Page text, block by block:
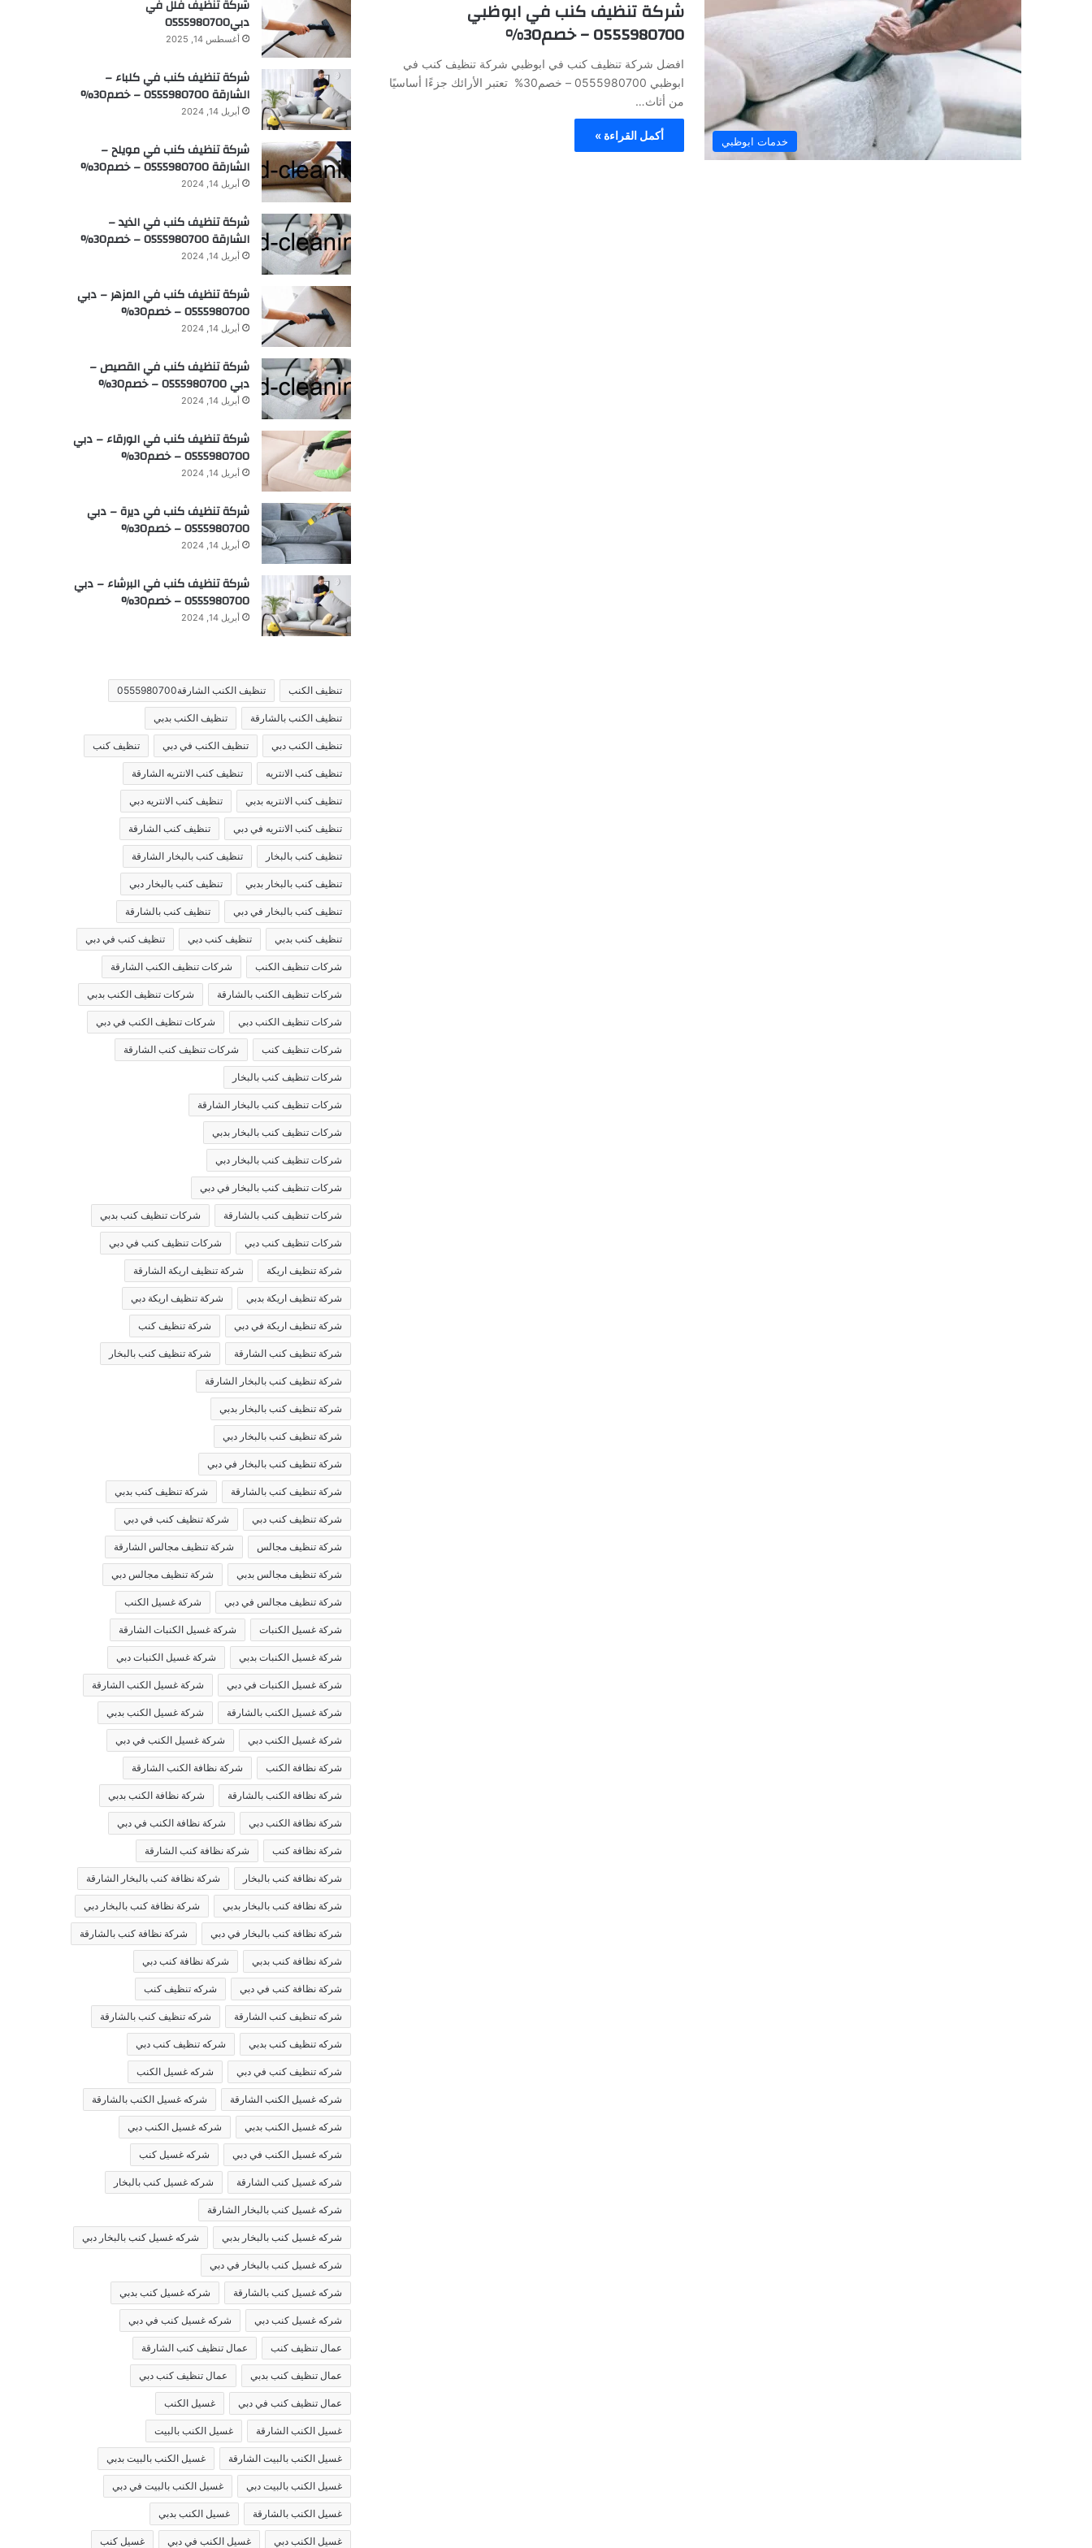
خدمات ابوظبي
شركة تنظيف كنب في ابوظبي
0555980700 – خصم30%
افضل شركة تنظيف كنب في ابوظبي شركة تنظيف كنب في
ابوظبي 0555980700 – خصم30% تعتبر الأرائك جزءًا أساسيًا
من أثاث…
أكمل القراءة »
شركة تنظيف فلل في
دبي0555980700
أغسطس 14, 2025
شركة تنظيف كنب في كلباء –
الشارقة 0555980700 – خصم30%
أبريل 14, 2024
شركة تنظيف كنب في مويلح –
الشارقة 0555980700 – خصم30%
أبريل 14, 2024
شركة تنظيف كنب في الذيد –
الشارقة 0555980700 – خصم30%
أبريل 14, 2024
شركة تنظيف كنب في المزهر – دبي
0555980700 – خصم30%
أبريل 14, 2024
شركة تنظيف كنب في القصيص –
دبي 0555980700 – خصم30%
أبريل 14, 2024
شركة تنظيف كنب في الورقاء – دبي
0555980700 – خصم30%
أبريل 14, 2024
شركة تنظيف كنب في ديرة – دبي
0555980700 – خصم30%
أبريل 14, 2024
شركة تنظيف كنب في البرشاء – دبي
0555980700 – خصم30%
أبريل 14, 2024
تنظيف الكنب تنظيف الكنب الشارقة0555980700
تنظيف الكنب بالشارقة تنظيف الكنب بدبي
تنظيف الكنب دبي تنظيف الكنب في دبي تنظيف كنب
تنظيف كنب الانتريه تنظيف كنب الانتريه الشارقة
تنظيف كنب الانتريه بدبي تنظيف كنب الانتريه دبي
تنظيف كنب الانتريه في دبي تنظيف كنب الشارقة
تنظيف كنب بالبخار تنظيف كنب بالبخار الشارقة
تنظيف كنب بالبخار بدبي تنظيف كنب بالبخار دبي
تنظيف كنب بالبخار في دبي تنظيف كنب بالشارقة
تنظيف كنب بدبي تنظيف كنب دبي تنظيف كنب في دبي
شركات تنظيف الكنب شركات تنظيف الكنب الشارقة
شركات تنظيف الكنب بالشارقة شركات تنظيف الكنب بدبي
شركات تنظيف الكنب دبي شركات تنظيف الكنب في دبي
شركات تنظيف كنب شركات تنظيف كنب الشارقة
شركات تنظيف كنب بالبخار
شركات تنظيف كنب بالبخار الشارقة
شركات تنظيف كنب بالبخار بدبي
شركات تنظيف كنب بالبخار دبي
شركات تنظيف كنب بالبخار في دبي
شركات تنظيف كنب بالشارقة شركات تنظيف كنب بدبي
شركات تنظيف كنب دبي شركات تنظيف كنب في دبي
شركة تنظيف اريكة شركة تنظيف اريكة الشارقة
شركة تنظيف اريكة بدبي شركة تنظيف اريكة دبي
شركة تنظيف اريكة في دبي شركة تنظيف كنب
شركة تنظيف كنب الشارقة شركة تنظيف كنب بالبخار
شركة تنظيف كنب بالبخار الشارقة
شركة تنظيف كنب بالبخار بدبي
شركة تنظيف كنب بالبخار دبي
شركة تنظيف كنب بالبخار في دبي
شركة تنظيف كنب بالشارقة شركة تنظيف كنب بدبي
شركة تنظيف كنب دبي شركة تنظيف كنب في دبي
شركة تنظيف مجالس شركة تنظيف مجالس الشارقة
شركة تنظيف مجالس بدبي شركة تنظيف مجالس دبي
شركة تنظيف مجالس في دبي شركة غسيل الكنب
شركة غسيل الكنبات شركة غسيل الكنبات الشارقة
شركة غسيل الكنبات بدبي شركة غسيل الكنبات دبي
شركة غسيل الكنبات في دبي شركة غسيل الكنب الشارقة
شركة غسيل الكنب بالشارقة شركة غسيل الكنب بدبي
شركة غسيل الكنب دبي شركة غسيل الكنب في دبي
شركة نظافة الكنب شركة نظافة الكنب الشارقة
شركة نظافة الكنب بالشارقة شركة نظافة الكنب بدبي
شركة نظافة الكنب دبي شركة نظافة الكنب في دبي
شركة نظافة كنب شركة نظافة كنب الشارقة
شركة نظافة كنب بالبخار شركة نظافة كنب بالبخار الشارقة
شركة نظافة كنب بالبخار بدبي شركة نظافة كنب بالبخار دبي
شركة نظافة كنب بالبخار في دبي شركة نظافة كنب بالشارقة
شركة نظافة كنب بدبي شركة نظافة كنب دبي
شركة نظافة كنب في دبي شركه تنظيف كنب
شركه تنظيف كنب الشارقة شركه تنظيف كنب بالشارقة
شركه تنظيف كنب بدبي شركه تنظيف كنب دبي
شركه تنظيف كنب في دبي شركه غسيل الكنب
شركه غسيل الكنب الشارقة شركه غسيل الكنب بالشارقة
شركه غسيل الكنب بدبي شركه غسيل الكنب دبي
شركه غسيل الكنب في دبي شركه غسيل كنب
شركه غسيل كنب الشارقة شركه غسيل كنب بالبخار
شركه غسيل كنب بالبخار الشارقة
شركه غسيل كنب بالبخار بدبي شركه غسيل كنب بالبخار دبي
شركه غسيل كنب بالبخار في دبي
شركه غسيل كنب بالشارقة شركه غسيل كنب بدبي
شركه غسيل كنب دبي شركه غسيل كنب في دبي
عمال تنظيف كنب عمال تنظيف كنب الشارقة
عمال تنظيف كنب بدبي عمال تنظيف كنب دبي
عمال تنظيف كنب في دبي غسيل الكنب
غسيل الكنب الشارقة غسيل الكنب بالبيت
غسيل الكنب بالبيت الشارقة غسيل الكنب بالبيت بدبي
غسيل الكنب بالبيت دبي غسيل الكنب بالبيت في دبي
غسيل الكنب بالشارقة غسيل الكنب بدبي
غسيل الكنب دبي غسيل الكنب في دبي غسيل كنب